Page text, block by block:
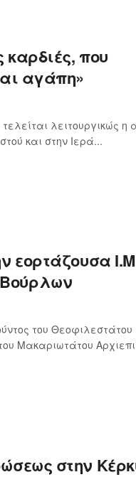
που
αγάπη»
λειτουργικώς η
και στην Ιερά...
εορτάζουσα
του Θεοφιλεστάτου
Μακαριωτάτου
στην